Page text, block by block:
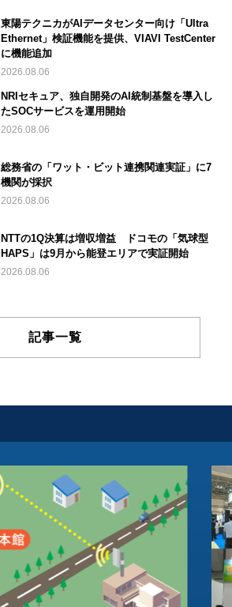
東陽テクニカがAIデータセンター向け「Ultra
Ethernet」検証機能を提供、VIAVI TestCenter
に機能追加
2026.08.06
NRIセキュア、独自開発のAI統制基盤を導入し
たSOCサービスを運用開始
2026.08.06
総務省の「ワット・ビット連携関連実証」に7
機関が採択
2026.08.06
NTTの1Q決算は増収増益 ドコモの「気球型
HAPS」は9月から能登エリアで実証開始
2026.08.06
記事一覧